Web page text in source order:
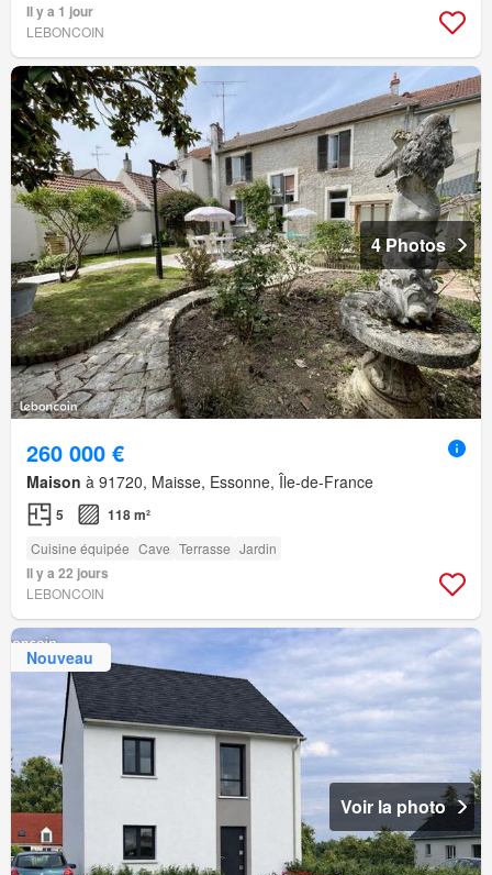
Il y a 1 jour
LEBONCOIN
4 Photos
260 000 €
Maison à 91720, Maisse, Essonne, Île-de-France
5 118 m²
Cuisine équipée Cave Terrasse Jardin
Il y a 22 jours
LEBONCOIN
Nouveau
Voir la photo